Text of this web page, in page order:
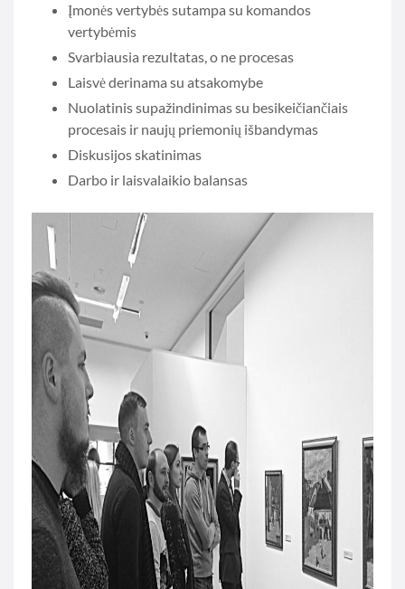
Įmonės vertybės sutampa su komandos
vertybėmis
Svarbiausia rezultatas, o ne procesas
Laisvė derinama su atsakomybe
Nuolatinis supažindinimas su besikeičiančiais
procesais ir naujų priemonių išbandymas
Diskusijos skatinimas
Darbo ir laisvalaikio balansas